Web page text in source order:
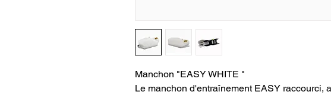
Manchon "EASY WHITE "
Le manchon d'entraînement EASY raccourci,